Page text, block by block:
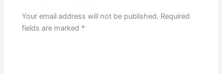
Your email address will not be published. Required
fields are marked *